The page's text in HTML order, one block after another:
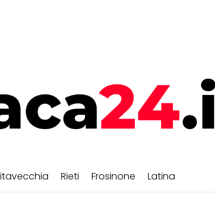
Rieti Frosinone Latina